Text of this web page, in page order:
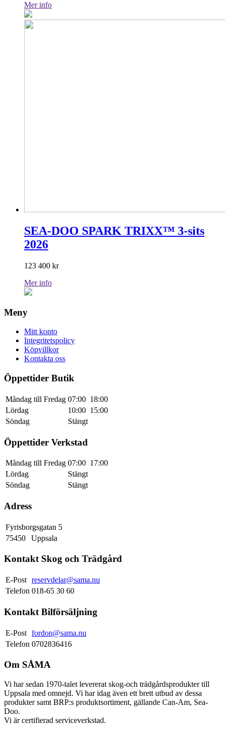
Mer info
SEA-DOO SPARK TRIXX™ 3-sits
2026
123 400 kr
Mer info
Meny
Mitt konto
Integritetspolicy
Köpvillkor
Kontakta oss
Öppettider Butik
Måndag till Fredag 07:00 18:00
Lördag
10:00 15:00
Söndag
Stängt
Öppettider Verkstad
Måndag till Fredag 07:00 17:00
Lördag
Stängt
Söndag
Stängt
Adress
Fyrisborgsgatan 5
75450
Uppsala
Kontakt Skog och Trädgård
E-Post reservdelar@sama.nu
Telefon 018-65 30 60
Kontakt Bilförsäljning
E-Post fordon@sama.nu
Telefon 0702836416
Om SÅMA
Vi har sedan 1970-talet levererat skog-och trädgårdsprodukter till
Uppsala med omnejd. Vi har idag även ett brett utbud av dessa
produkter samt BRP:s produktsortiment, gällande Can-Am, Sea-
Doo.
Vi är certifierad serviceverkstad.